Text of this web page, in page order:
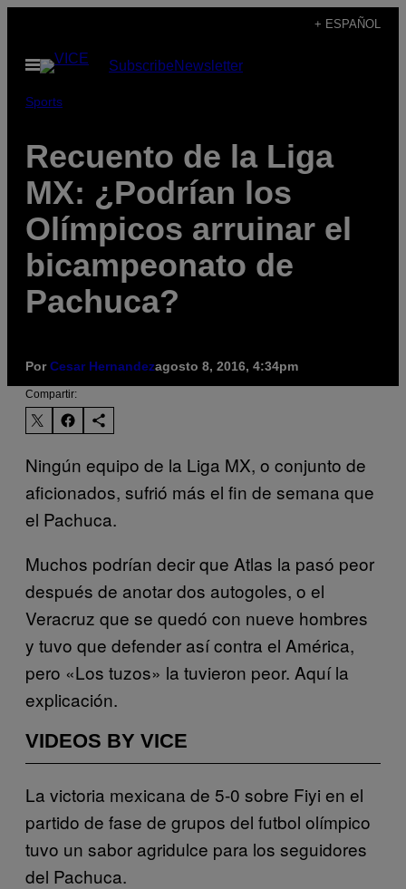
contenido
+ ESPAÑOL
Abrir
Menú
SubscribeNewsletter
Sports
Recuento de la Liga
MX: ¿Podrían los
Olímpicos arruinar el
bicampeonato de
Pachuca?
PorCesar Hernandezagosto 8, 2016, 4:34pm
Compartir:
Ningún equipo de la Liga MX, o conjunto de
aficionados, sufrió más el fin de semana que
el Pachuca.
Muchos podrían decir que Atlas la pasó peor
después de anotar dos autogoles, o el
Veracruz que se quedó con nueve hombres
y tuvo que defender así contra el América,
pero «Los tuzos» la tuvieron peor. Aquí la
explicación.
VIDEOS BY VICE
La victoria mexicana de 5-0 sobre Fiyi en el
partido de fase de grupos del futbol olímpico
tuvo un sabor agridulce para los seguidores
del Pachuca.